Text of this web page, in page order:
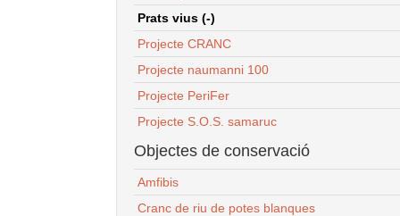
Prats vius (-)
Projecte CRANC
Projecte naumanni 100
Projecte PeriFer
Projecte S.O.S. samaruc
Objectes de conservació
Amfibis
Cranc de riu de potes blanques